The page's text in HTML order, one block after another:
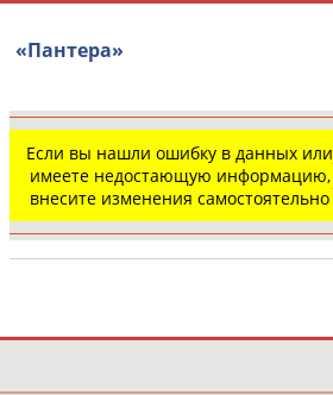
организации
организации
«Пантера»
Если вы нашли ошибку в данных или
имеете недостающую информацию,
внесите изменения самостоятельно